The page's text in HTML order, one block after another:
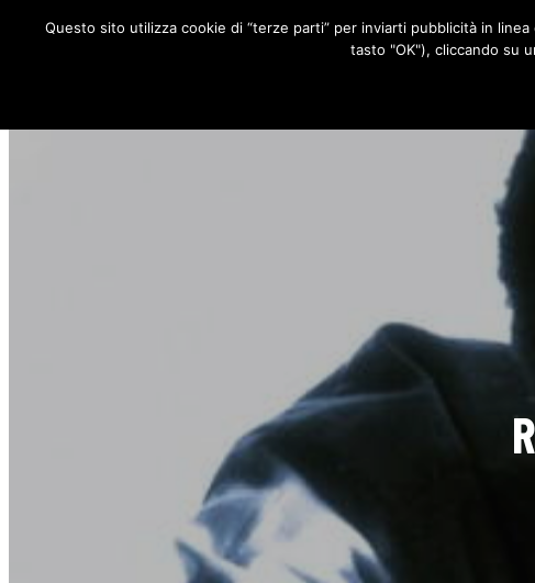
RUBRICHE
Questo sito utilizza cookie di “terze parti” per inviarti pubblicità in
tasto "OK"), cliccando su